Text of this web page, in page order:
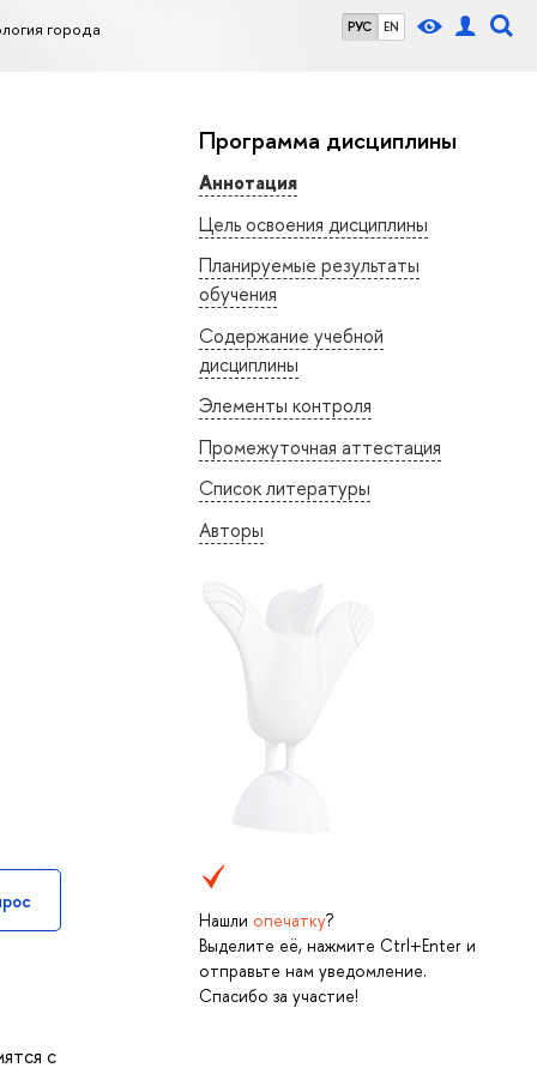
РУС EN
города
Программа дисциплины
Аннотация
Цель освоения дисциплины
Планируемые результаты
обучения
Содержание учебной
дисциплины
Элементы контроля
Промежуточная аттестация
Список литературы
Авторы
Нашли опечатку?
Выделите её, нажмите Ctrl+Enter и
отправьте нам уведомление.
Спасибо за участие!
с